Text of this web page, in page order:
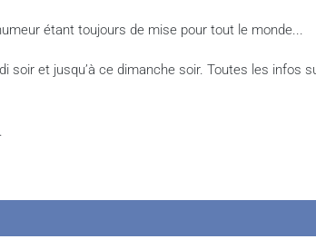
étant toujours de mise pour tout le monde...
et jusqu’à ce dimanche soir. Toutes les infos